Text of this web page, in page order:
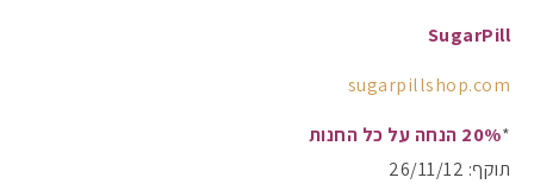
SugarPill
sugarpillshop.com
*20% הנחה על כל החנות
תוקף: 26/11/12